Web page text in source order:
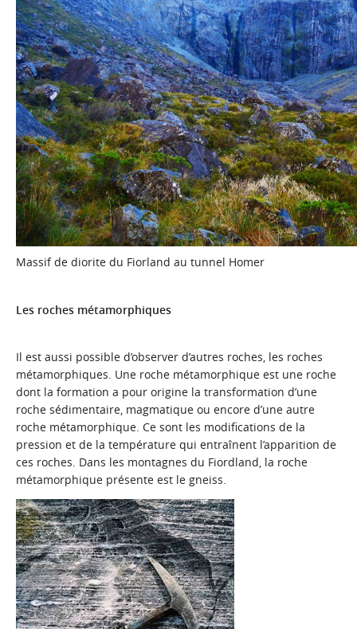
Massif de diorite du Fiorland au tunnel Homer
Les roches métamorphiques
Il est aussi possible d’observer d’autres roches, les roches
métamorphiques. Une roche métamorphique est une roche
dont la formation a pour origine la transformation d’une
roche sédimentaire, magmatique ou encore d’une autre
roche métamorphique. Ce sont les modifications de la
pression et de la température qui entraînent l’apparition de
ces roches. Dans les montagnes du Fiordland, la roche
métamorphique présente est le gneiss.